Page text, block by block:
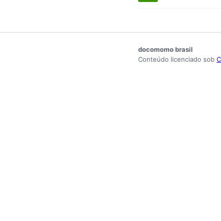
docomomo brasil
Conteúdo licenciado sob